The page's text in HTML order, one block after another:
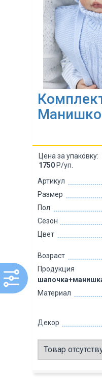
Артикул
Размер
Пол
Сезон
Цвет
Возраст
Продукция
Материал
Декор
Цена за упаковку:
1750 Р/уп.
Товар